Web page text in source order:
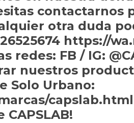
contactarnos
otra duda
https://
FB / IG:
nuestros
Solo Urbano:
capslab.html
CAPSLAB!